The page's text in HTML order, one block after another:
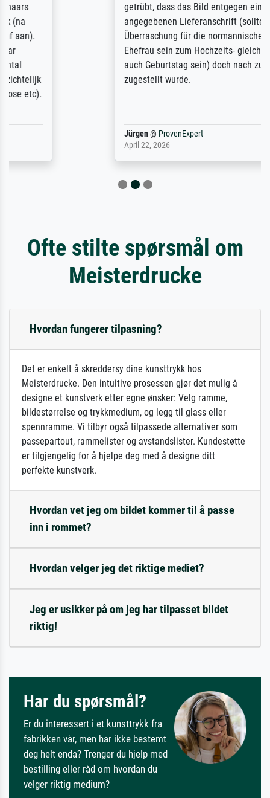
getrübt, dass das Bild entgegen einer
angegebenen Lieferanschrift (sollte eine
Überraschung für die normannische
Ehefrau sein zum Hochzeits- gleichzeitig
auch Geburtstag sein) doch nach zu Hause
ProvenExpert
Ofte stilte spørsmål om
Meisterdrucke
Hvordan fungerer tilpasning?
Det er enkelt å skreddersy dine kunsttrykk hos
Meisterdrucke. Den intuitive prosessen gjør det mulig å
designe et kunstverk etter egne ønsker: Velg ramme,
bildestørrelse og trykkmedium, og legg til glass eller
spennramme. Vi tilbyr også tilpassede alternativer som
passepartout, rammelister og avstandslister. Kundestøtte
er tilgjengelig for å hjelpe deg med å designe ditt
perfekte kunstverk.
Hvordan vet jeg om bildet kommer til å passe
inn i rommet?
Hvordan velger jeg det riktige mediet?
Jeg er usikker på om jeg har tilpasset bildet
riktig!
Har du spørsmål?
Er du interessert i et kunsttrykk fra
fabrikken vår, men har ikke bestemt
deg helt enda? Trenger du hjelp med
bestilling eller råd om hvordan du
velger riktig medium?